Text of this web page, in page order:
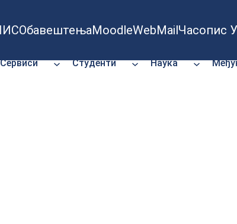
ОбавештењаMoodleWebMailЧасопис
Сервиси Студенти Наука